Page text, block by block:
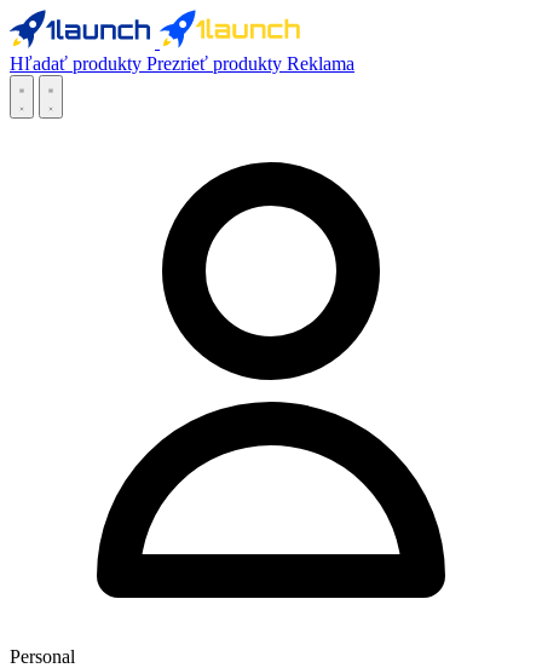
Hľadať produkty Prezrieť produkty Reklama
Personal